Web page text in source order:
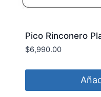
Pico Rinconero
Varias Marcas MLE
$6,990.00